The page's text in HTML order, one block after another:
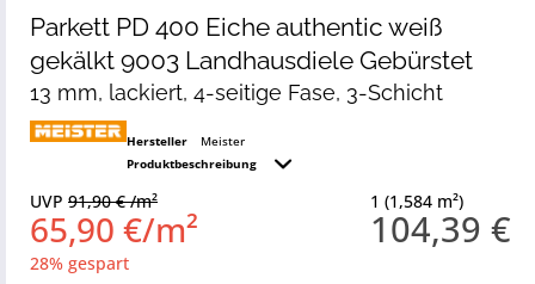
Parkett PD 400 Eiche authentic weiß
gekälkt 9003 Landhausdiele Gebürstet
13 mm, lackiert, 4-seitige Fase, 3-Schicht
Hersteller
Meister
Produktbeschreibung
1 (1,584 m²)
104,39 €
UVP 91,90 € /m²
65,90 €/m²
28% gespart